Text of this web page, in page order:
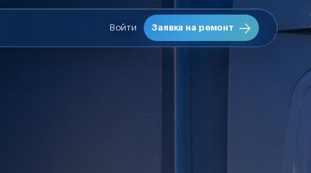
Войти Заявка на ремонт